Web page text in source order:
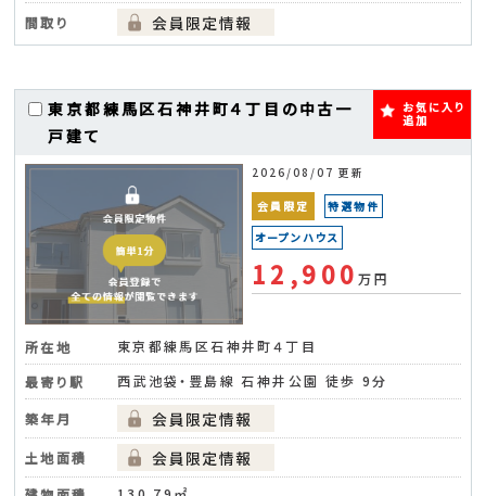
間取り
東京都練馬区石神井町４丁目の中古一
戸建て
お気に入り
追加
2026/08/07 更新
会員限定
特選物件
オープンハウス
12,900万円
所在地
東京都練馬区石神井町４丁目
最寄り駅
西武池袋・豊島線 石神井公園 徒歩 9分
築年月
土地面積